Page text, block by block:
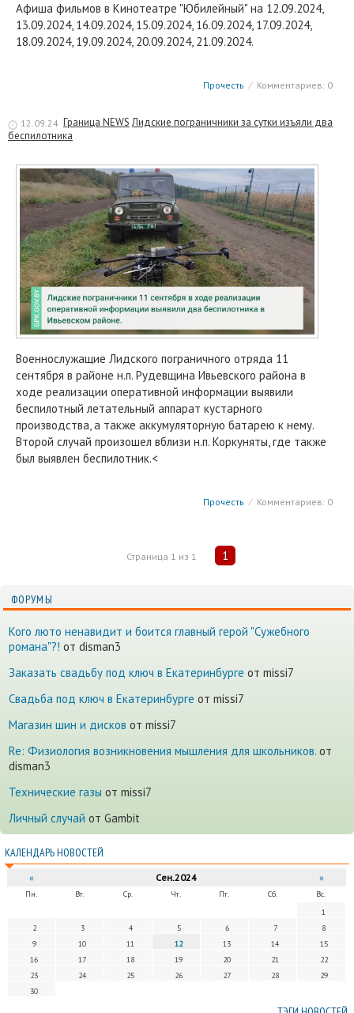
Афиша фильмов в Кинотеатре "Юбилейный" на 12.09.2024,
13.09.2024, 14.09.2024, 15.09.2024, 16.09.2024, 17.09.2024,
18.09.2024, 19.09.2024, 20.09.2024, 21.09.2024.
Прочесть ⁄ Комментариев: 0
12.09.24 Граница NEWS Лидские пограничники за сутки изъяли два
беспилотника
Военнослужащие Лидского пограничного отряда 11
сентября в районе н.п. Рудевщина Ивьевского района в
ходе реализации оперативной информации выявили
беспилотный летательный аппарат кустарного
производства, а также аккумуляторную батарею к нему.
Второй случай произошел вблизи н.п. Коркуняты, где также
был выявлен беспилотник.<
Прочесть ⁄ Комментариев: 0
Страница 1 из 1 1
ФОРУМЫ
Кого люто ненавидит и боится главный герой "Сужебного
романа"?! от disman3
Заказать свадьбу под ключ в Екатеринбурге от missi7
Cвадьба под ключ в Екатеринбурге от missi7
Магазин шин и дисков от missi7
Re: Физиология возникновения мышления для школьников. от
disman3
Технические газы от missi7
Личный случай от Gambit
КАЛЕНДАРЬ НОВОСТЕЙ
« Сен.2024 »
Пн. Вт. Ср. Чт. Пт. Сб.
Вс.
1
2
3 4 5 6 7
8
9
10 11 12 13 14
15
16
17 18 19 20 21
22
23
24 25 26 27 28
29
30